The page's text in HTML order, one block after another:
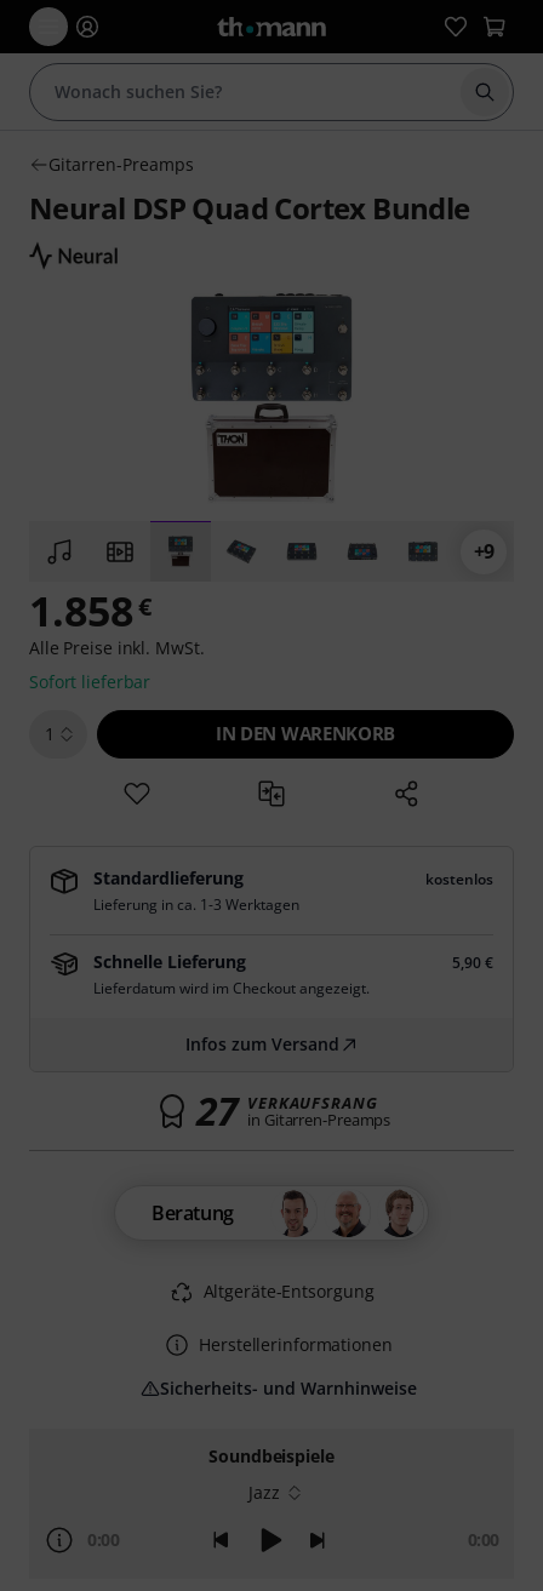
Suche
Gitarren-Preamps
Neural DSP Quad Cortex Bundle
+9
Soundbeispiele
Jazz
0:00 0:00
1.858€
Alle Preise inkl. MwSt.
Sofort lieferbar
1 IN DEN WARENKORB
Standardlieferung
kostenlos
Lieferung in ca. 1-3 Werktagen
Schnelle Lieferung
5,90 €
Lieferdatum wird im Checkout angezeigt.
Infos zum Versand
27 VERKAUFSRANG
in Gitarren-Preamps
Beratung
Altgeräte-Entsorgung
Herstellerinformationen
Sicherheits- und Warnhinweise